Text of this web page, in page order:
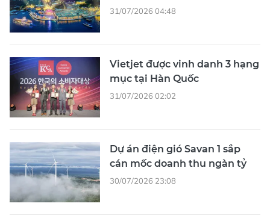
31/07/2026 04:48
Vietjet được vinh danh 3 hạng
mục tại Hàn Quốc
31/07/2026 02:02
Dự án điện gió Savan 1 sắp
cán mốc doanh thu ngàn tỷ
30/07/2026 23:08